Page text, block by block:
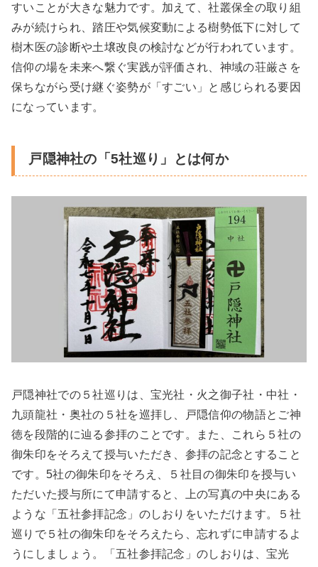
すいことが大きな魅力です。加えて、社叢保全の取り組
みが続けられ、踏圧や気候変動による樹勢低下に対して
樹木医の診断や土壌改良の検討などが行われています。
信仰の場を未来へ繋ぐ実践が評価され、神域の荘厳さを
保ちながら受け継ぐ姿勢が「すごい」と感じられる要因
になっています。
戸隠神社の「5社巡り」とは何か
戸隠神社での５社巡りは、宝光社・火之御子社・中社・
九頭龍社・奥社の５社を巡拝し、戸隠信仰の物語とご神
徳を段階的に辿る参拝のことです。また、これら５社の
御朱印をそろえて授与いただき、参拝の記念とすること
です。5社の御朱印をそろえ、５社目の御朱印を授与い
ただいた授与所にて申請すると、上の写真の中央にある
ような「五社参拝記念」のしおりをいただけます。５社
巡りで５社の御朱印をそろえたら、忘れずに申請するよ
うにしましょう。「五社参拝記念」のしおりは、宝光